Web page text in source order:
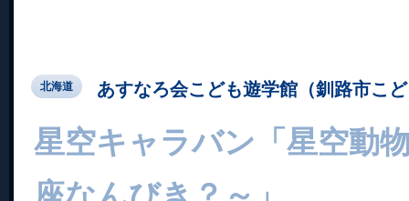
北海道 あすなろ会こども遊学館（釧路市こ
星空キャラバン「星空動